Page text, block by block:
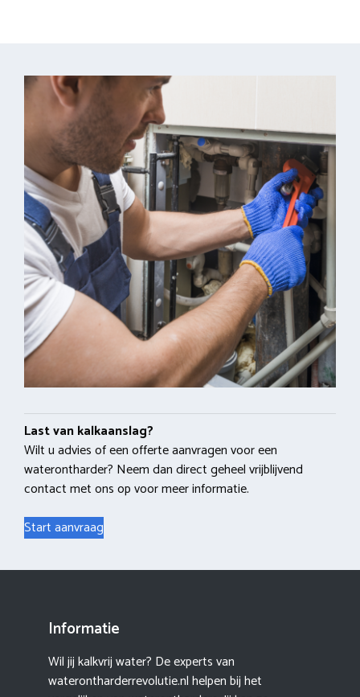
Last van kalkaanslag?
Wilt u advies of een offerte aanvragen voor een
waterontharder? Neem dan direct geheel vrijblijvend
contact met ons op voor meer informatie.
Start aanvraag
Informatie
Wil jij kalkvrij water? De experts van
waterontharderrevolutie.nl helpen bij het